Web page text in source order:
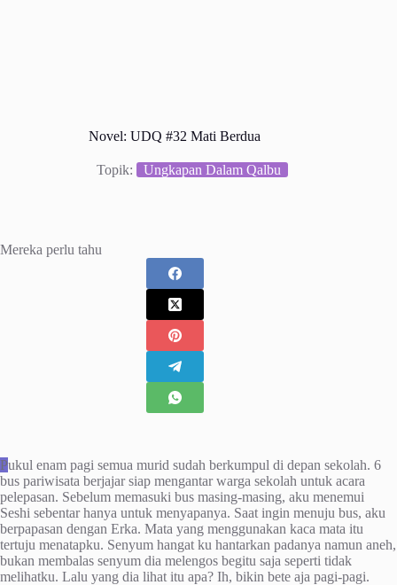
Novel: UDQ #32 Mati Berdua
Topik: Ungkapan Dalam Qalbu
Mereka perlu tahu
Pukul enam pagi semua murid sudah berkumpul di depan sekolah. 6
bus pariwisata berjajar siap mengantar warga sekolah untuk acara
pelepasan. Sebelum memasuki bus masing-masing, aku menemui
Seshi sebentar hanya untuk menyapanya. Saat ingin menuju bus, aku
berpapasan dengan Erka. Mata yang menggunakan kaca mata itu
tertuju menatapku. Senyum hangat ku hantarkan padanya namun aneh,
bukan membalas senyum dia melengos begitu saja seperti tidak
melihatku. Lalu yang dia lihat itu apa? Ih, bikin bete aja pagi-pagi.